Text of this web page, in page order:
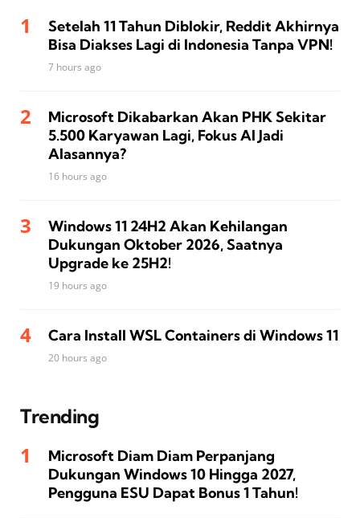
Setelah 11 Tahun Diblokir, Reddit Akhirnya
Bisa Diakses Lagi di Indonesia Tanpa VPN!
7 hours ago
Microsoft Dikabarkan Akan PHK Sekitar
5.500 Karyawan Lagi, Fokus AI Jadi
Alasannya?
16 hours ago
Windows 11 24H2 Akan Kehilangan
Dukungan Oktober 2026, Saatnya
Upgrade ke 25H2!
19 hours ago
Cara Install WSL Containers di Windows 11
20 hours ago
Trending
Microsoft Diam Diam Perpanjang
Dukungan Windows 10 Hingga 2027,
Pengguna ESU Dapat Bonus 1 Tahun!